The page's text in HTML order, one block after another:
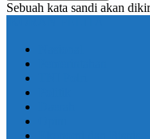
Sebuah kata sandi akan